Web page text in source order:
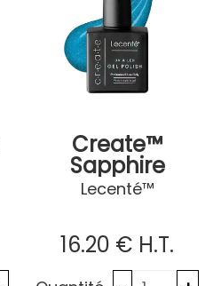
Create™
Sapphire
Starlet
Lecenté™
16.20 € H.T.